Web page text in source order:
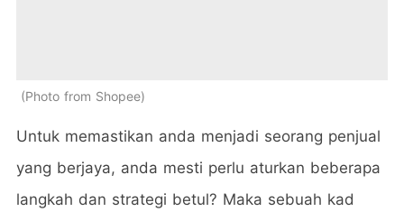
Photo from Shopee
Untuk memastikan anda menjadi seorang penjual
yang berjaya, anda mesti perlu aturkan beberapa
langkah dan strategi betul? Maka sebuah kad